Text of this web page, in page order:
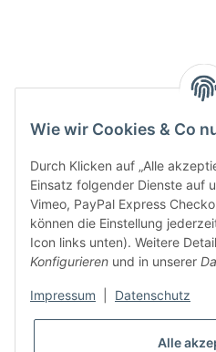
Wie wir Cookies & Co
Durch Klicken auf „Alle
Einsatz folgender Dienste auf
Vimeo, PayPal Express
können die Einstellung
Icon links unten). Weitere
Konfigurieren und in unserer
Impressum Datenschutz
Alle
Gesetzliche Informationen